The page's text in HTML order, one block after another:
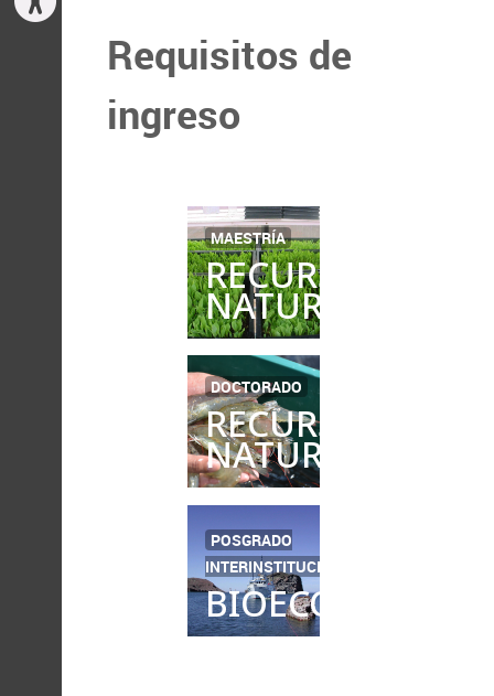
Requisitos de
ingreso
MAESTRÍA
RECURSOS
NATURALES
DOCTORADO
RECURSOS
NATURALES
POSGRADO
INTERINSTITUCIONAL
BIOECONOMÍA